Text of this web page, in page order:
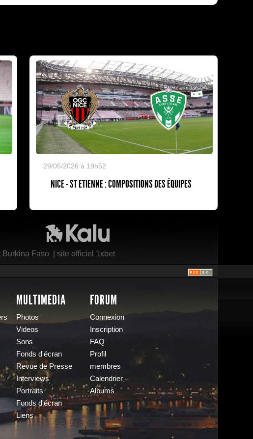
29/05/2026 à 19h52
NICE - ST ETIENNE : COMPOSITIONS DES ÉQUIPES
Burkina Faso site officiel 1xbet
MULTIMEDIA
Photos
Videos
Sons
Fonds d'écran
Revue de Presse
Interviews
Portraits
Fonds d'écran
Liens
FORUM
Connexion
Inscription
FAQ
Profil
membres
Calendrier
Albums